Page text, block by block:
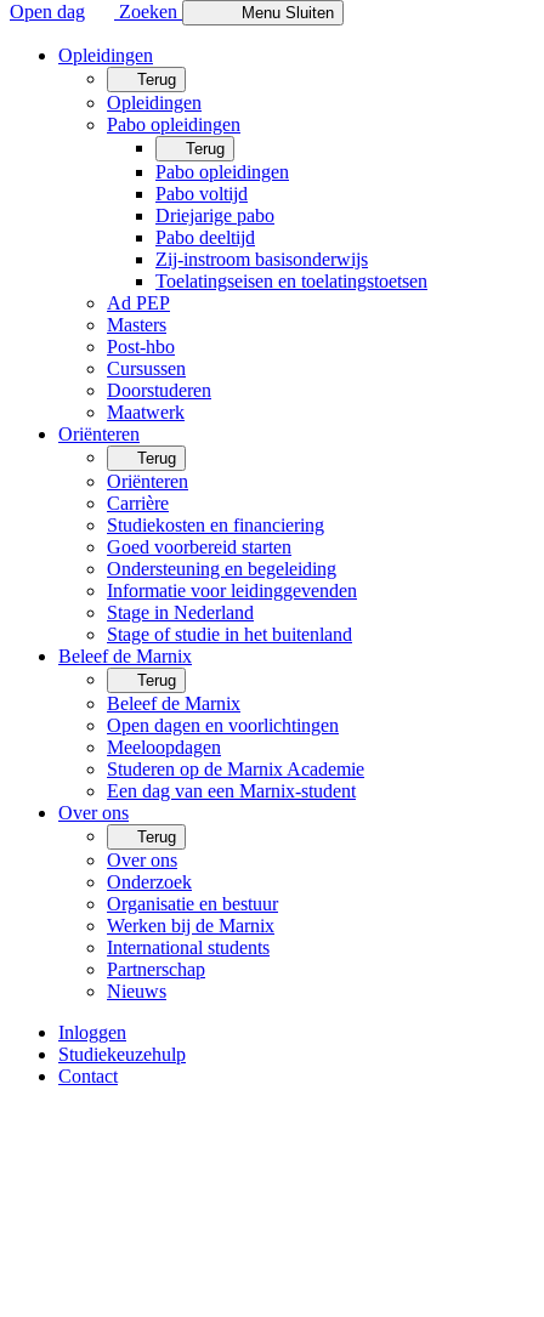
Open dag
Zoeken Menu Sluiten
Opleidingen
Terug
Opleidingen
Pabo opleidingen
Terug
Pabo opleidingen
Pabo voltijd
Driejarige pabo
Pabo deeltijd
Zij-instroom basisonderwijs
Toelatingseisen en toelatingstoetsen
Ad PEP
Masters
Post-hbo
Cursussen
Doorstuderen
Maatwerk
Oriënteren
Terug
Oriënteren
Carrière
Studiekosten en financiering
Goed voorbereid starten
Ondersteuning en begeleiding
Informatie voor leidinggevenden
Stage in Nederland
Stage of studie in het buitenland
Beleef de Marnix
Terug
Beleef de Marnix
Open dagen en voorlichtingen
Meeloopdagen
Studeren op de Marnix Academie
Een dag van een Marnix-student
Over ons
Terug
Over ons
Onderzoek
Organisatie en bestuur
Werken bij de Marnix
International students
Partnerschap
Nieuws
Inloggen
Studiekeuzehulp
Contact